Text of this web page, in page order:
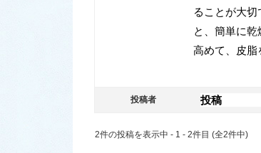
ることが大
と、簡単に
高めて、皮脂
投稿者 投稿
2件の投稿を表示中 - 1 - 2件目 (全2件中)